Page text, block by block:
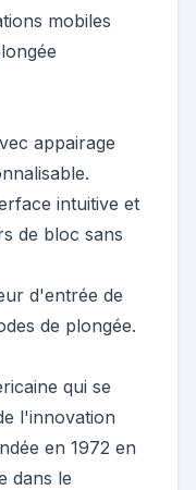
mobiles
appairage
intuitive et
de bloc sans
d'entrée de
de plongée.
qui se
l'innovation
en 1972 en
dans le